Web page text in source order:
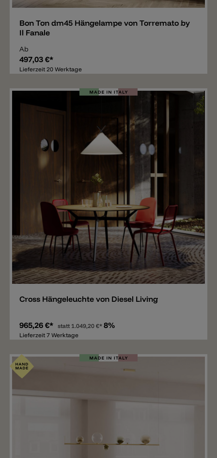
Bon Ton dm45 Hängelampe von Torremato by
Il Fanale
Ab
497,03 €*
Lieferzeit 20 Werktage
Merken
Cross Hängeleuchte von Diesel Living
965,26 €* statt 1.049,20 €* 8%
Lieferzeit 7 Werktage